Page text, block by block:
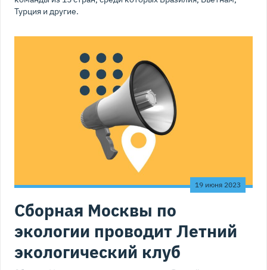
Турция и другие.
19 июня 2023
Сборная Москвы по
экологии проводит Летний
экологический клуб